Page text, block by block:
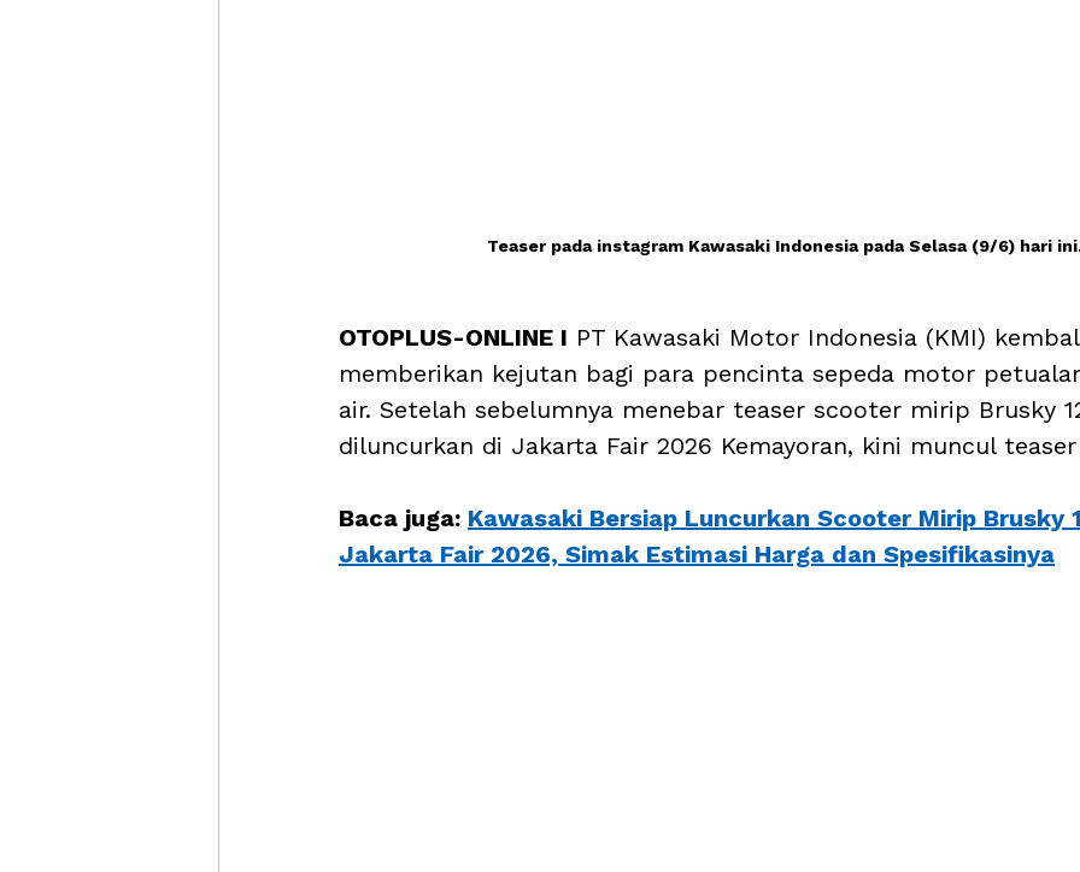
Teaser pada instagram Kawasaki Indonesia pada Selasa (9/6) hari
OTOPLUS-ONLINE I PT Kawasaki Motor Indonesia (KMI)
memberikan kejutan bagi para pencinta sepeda motor
air. Setelah sebelumnya menebar teaser scooter mirip Brusky
diluncurkan di Jakarta Fair 2026 Kemayoran, kini muncul
Baca juga: Kawasaki Bersiap Luncurkan Scooter Mirip Brusky
Jakarta Fair 2026, Simak Estimasi Harga dan Spesifikasinya